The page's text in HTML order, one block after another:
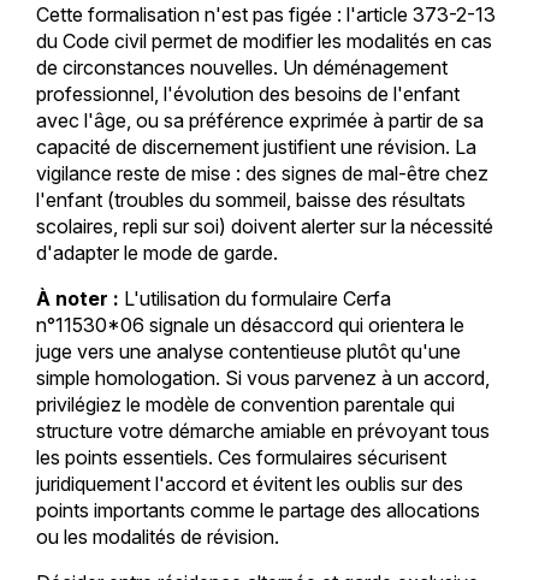
Cette formalisation n'est pas figée : l'article 373-2-13
du Code civil permet de modifier les modalités en cas
de circonstances nouvelles. Un déménagement
professionnel, l'évolution des besoins de l'enfant
avec l'âge, ou sa préférence exprimée à partir de sa
capacité de discernement justifient une révision. La
vigilance reste de mise : des signes de mal-être chez
l'enfant (troubles du sommeil, baisse des résultats
scolaires, repli sur soi) doivent alerter sur la nécessité
d'adapter le mode de garde.
À noter : L'utilisation du formulaire Cerfa
n°11530*06 signale un désaccord qui orientera le
juge vers une analyse contentieuse plutôt qu'une
simple homologation. Si vous parvenez à un accord,
privilégiez le modèle de convention parentale qui
structure votre démarche amiable en prévoyant tous
les points essentiels. Ces formulaires sécurisent
juridiquement l'accord et évitent les oublis sur des
points importants comme le partage des allocations
ou les modalités de révision.